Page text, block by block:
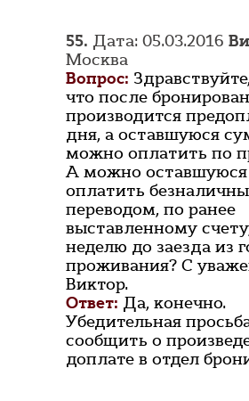
55. Дата: 05.03.2016
Москва
Вопрос:
что после
производится
дня, а оставшуюся
можно оплатить по
А можно
оплатить
переводом, по ранее
выставленному
неделю до заезда из
проживания? С
Виктор.
Ответ: Да, конечно.
Убедительная
сообщить о
доплате в отдел